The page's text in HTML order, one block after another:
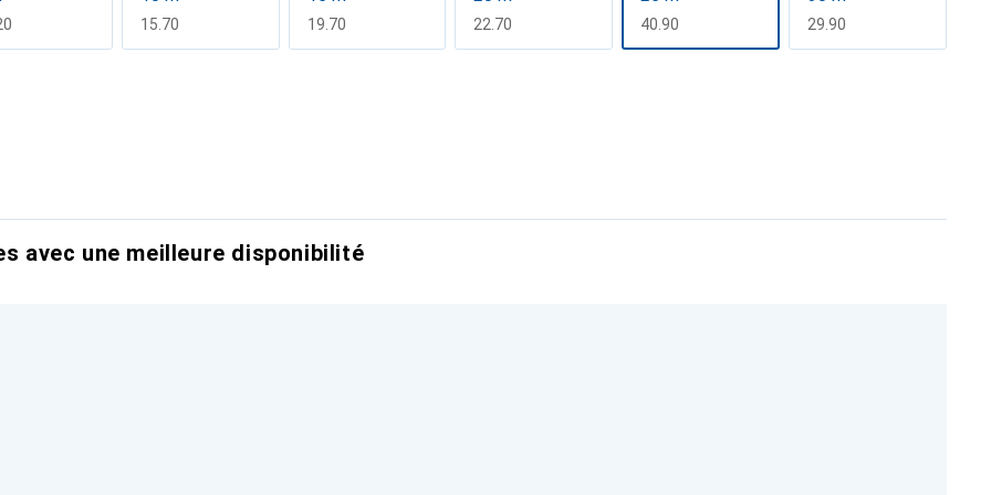
CHF
15.70 CHF
19.70 CHF
22.70 CHF
40.90 CHF
29.90
avec une meilleure disponibilité